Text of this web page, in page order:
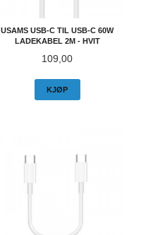
USAMS USB-C TIL USB-C 60W
LADEKABEL 2M - HVIT
Pris
109,00
KJØP